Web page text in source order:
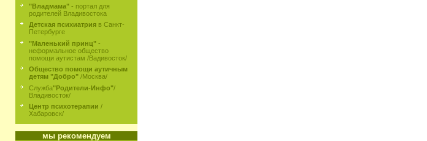
"Владмама" - портал для
родителей Владивостока
Детская психиатрия в Санкт-
Петербурге
"Маленький принц" -
неформальное общество
помощи аутистам /Вадивосток/
Общество помощи аутичным
детям "Добро" /Москва/
Служба"Родители-Инфо"/
Владивосток/
Центр психотерапии /
Хабаровск/
мы рекомендуем